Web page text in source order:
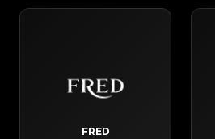
FRED